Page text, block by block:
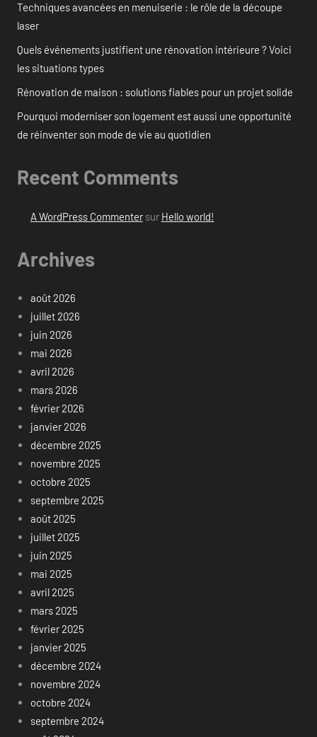
Techniques avancées en menuiserie : le rôle de la découpe
laser
Quels événements justifient une rénovation intérieure ? Voici
les situations types
Rénovation de maison : solutions fiables pour un projet solide
Pourquoi moderniser son logement est aussi une opportunité
de réinventer son mode de vie au quotidien
Recent Comments
A WordPress Commentersur Hello world!
Archives
août 2026
juillet 2026
juin 2026
mai 2026
avril 2026
mars 2026
février 2026
janvier 2026
décembre 2025
novembre 2025
octobre 2025
septembre 2025
août 2025
juillet 2025
juin 2025
mai 2025
avril 2025
mars 2025
février 2025
janvier 2025
décembre 2024
novembre 2024
octobre 2024
septembre 2024